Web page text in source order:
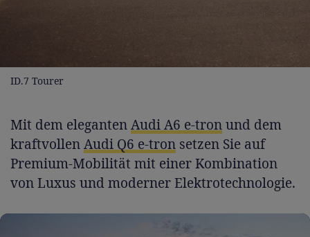
ID.7 Tourer
Mit dem elegantenAudi A6 e-tronund dem
kraftvollenAudi Q6 e-tron setzen Sie auf
Premium-Mobilität mit einer Kombination
von Luxus und moderner Elektrotechnologie.